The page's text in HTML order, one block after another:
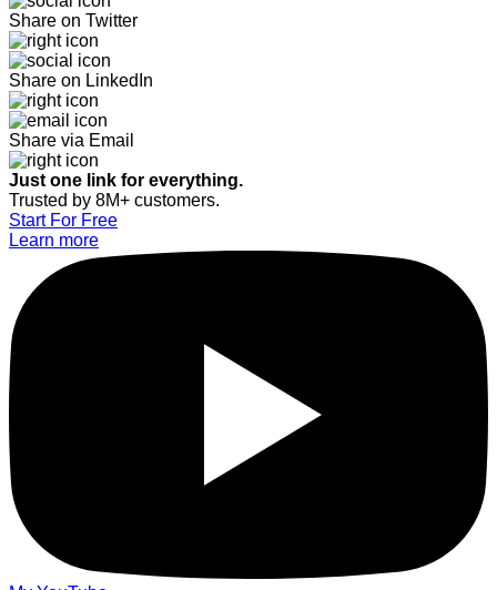
Share on Twitter
Share on LinkedIn
Share via Email
Just one link for everything.
Trusted by 8M+ customers.
Start For Free
Learn more